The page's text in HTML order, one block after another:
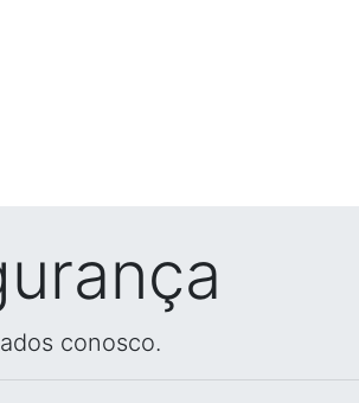
conosco.